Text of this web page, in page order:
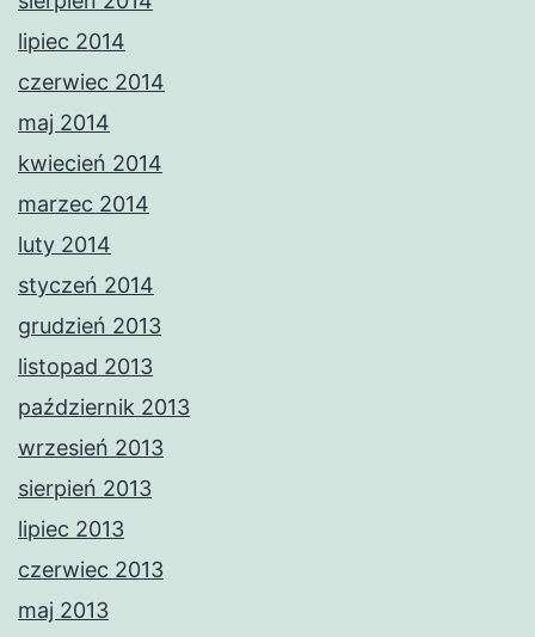
lipiec 2014
czerwiec 2014
maj 2014
kwiecień 2014
marzec 2014
luty 2014
styczeń 2014
grudzień 2013
listopad 2013
październik 2013
wrzesień 2013
sierpień 2013
lipiec 2013
czerwiec 2013
maj 2013